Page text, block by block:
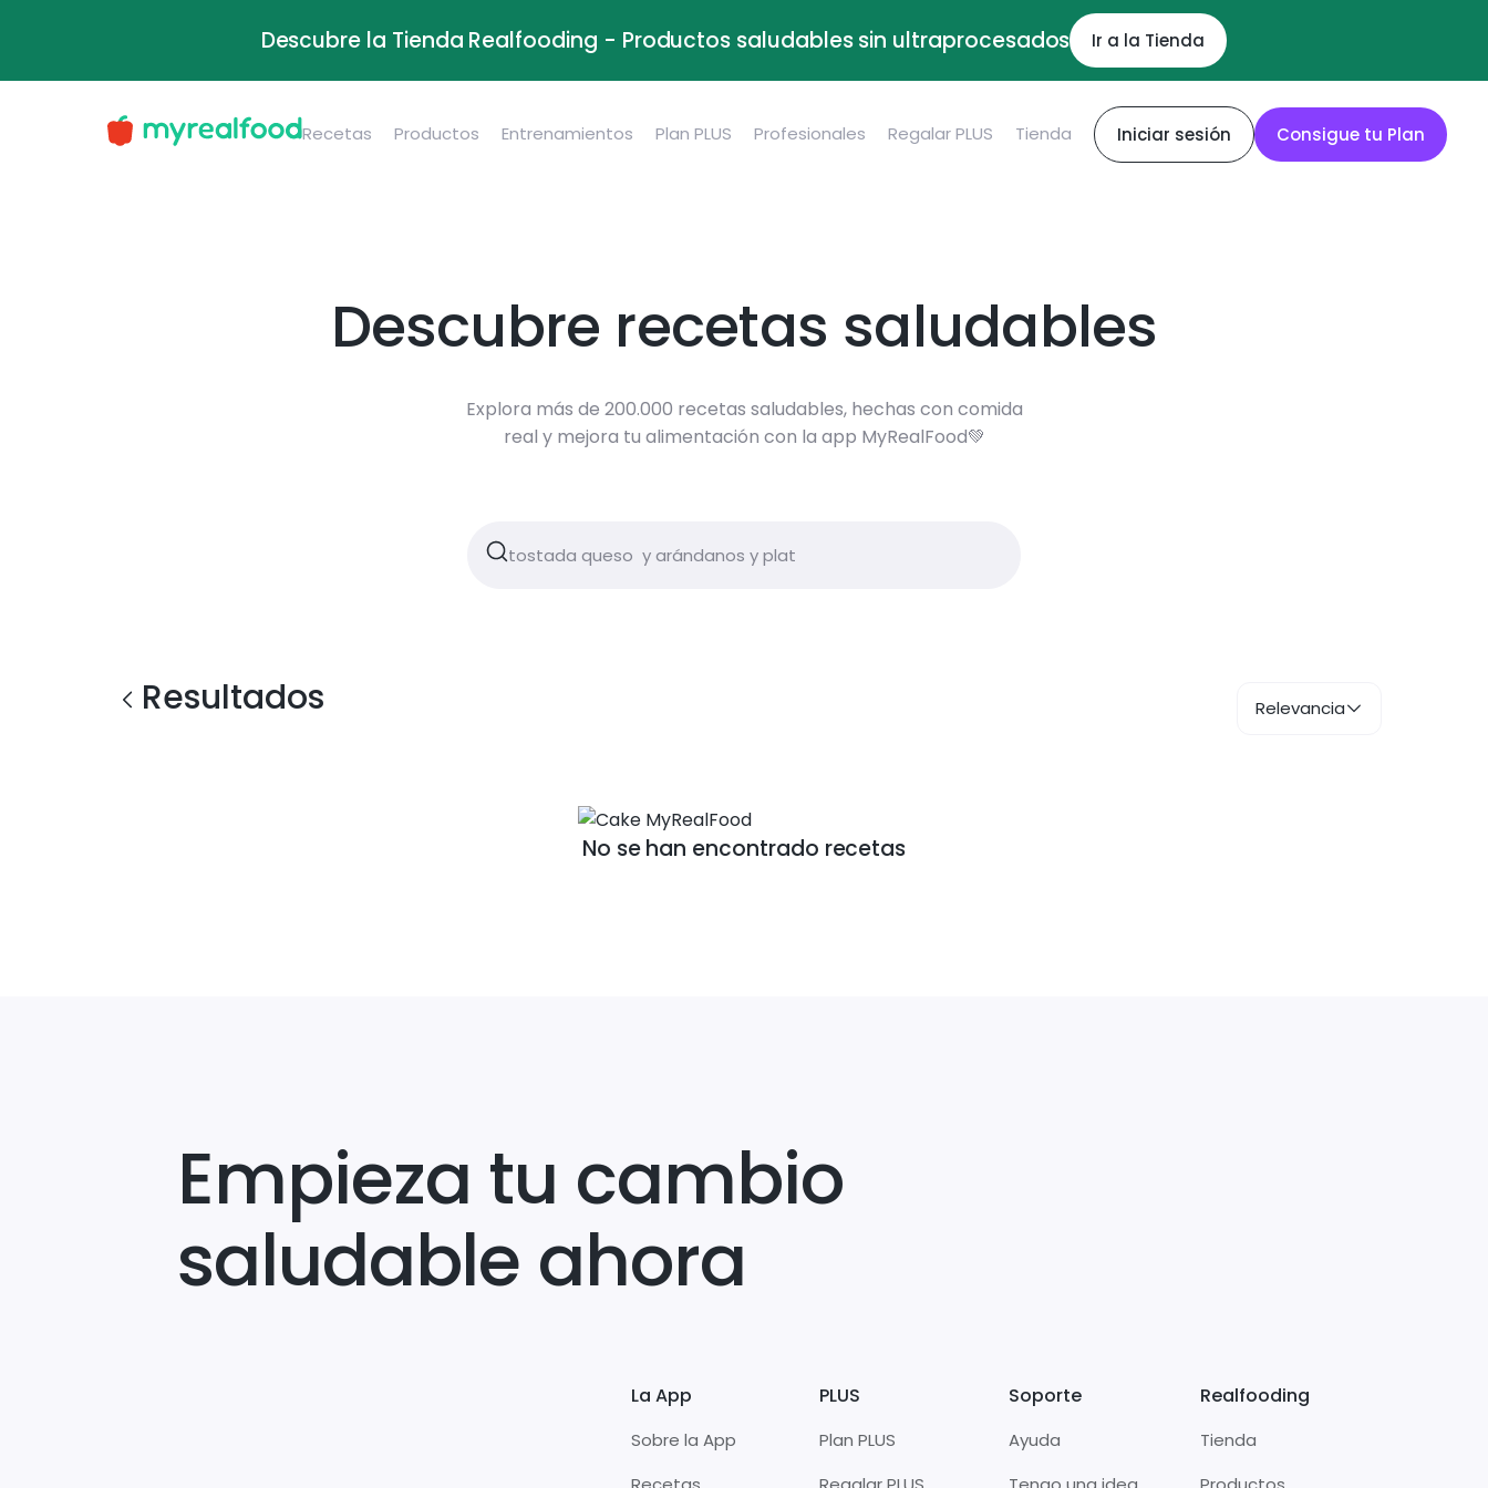
Descubre la Tienda Realfooding - Productos saludables sin ultraprocesados Ir a la Tienda
Recetas Productos Entrenamientos Plan PLUS Profesionales Regalar PLUS Tienda Iniciar sesión Consigue tu Plan
Descubre recetas saludables
Explora más de 200.000 recetas saludables, hechas con comida
real y mejora tu alimentación con la app MyRealFood💚
Resultados Relevancia
No se han encontrado recetas
Empieza tu cambio
saludable ahora
La App
Sobre la App
PLUS
Plan PLUS
Soporte
Ayuda
Realfooding
Tienda